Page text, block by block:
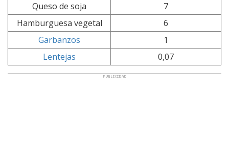
Queso de soja
7
Hamburguesa vegetal
6
Garbanzos
1
Lentejas
0,07